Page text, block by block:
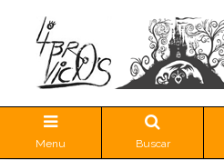
Menu Buscar